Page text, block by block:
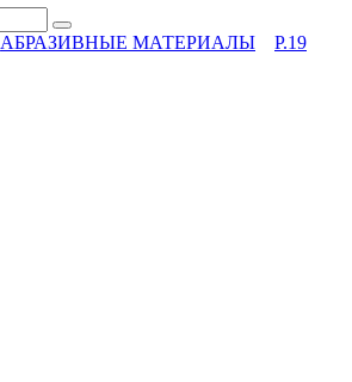
АБРАЗИВНЫЕ МАТЕРИАЛЫ P.19